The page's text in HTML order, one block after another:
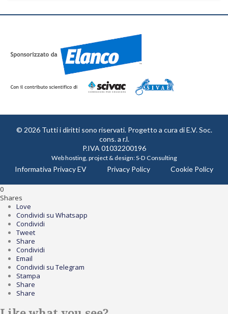
© 2026 Tutti i diritti sono riservati. Progetto a cura diE.V. Soc.
cons. a r.l.
P.IVA 01032200196
Web hosting, project & design:S-D Consulting
Informativa Privacy EV Privacy Policy Cookie Policy
0
Shares
Love
Condividi su Whatsapp
Condividi
Tweet
Share
Condividi
Email
Condividi su Telegram
Stampa
Share
Share